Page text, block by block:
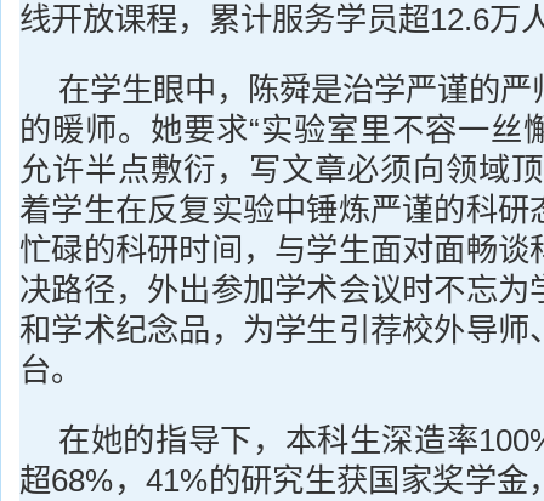
线开放课程，累计服务学员超12.6万
在学生眼中，陈舜是治学严谨的
的暖师。她要求“实验室里不容一丝
允许半点敷衍，写文章必须向领域
着学生在反复实验中锤炼严谨的科研
忙碌的科研时间，与学生面对面畅谈
决路径，外出参加学术会议时不忘为
和学术纪念品，为学生引荐校外导师
台。
在她的指导下，本科生深造率
超68%，41%的研究生获国家奖学金